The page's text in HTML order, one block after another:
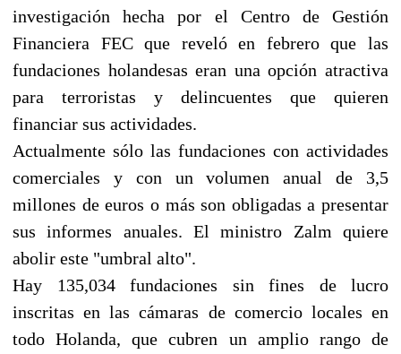
investigación hecha por el Centro de Gestión
Financiera FEC que reveló en febrero que las
fundaciones holandesas eran una opción atractiva
para terroristas y delincuentes que quieren
financiar sus actividades.
Actualmente sólo las fundaciones con actividades
comerciales y con un volumen anual de 3,5
millones de euros o más son obligadas a presentar
sus informes anuales. El ministro Zalm quiere
abolir este "umbral alto".
Hay 135,034 fundaciones sin fines de lucro
inscritas en las cámaras de comercio locales en
todo Holanda, que cubren un amplio rango de